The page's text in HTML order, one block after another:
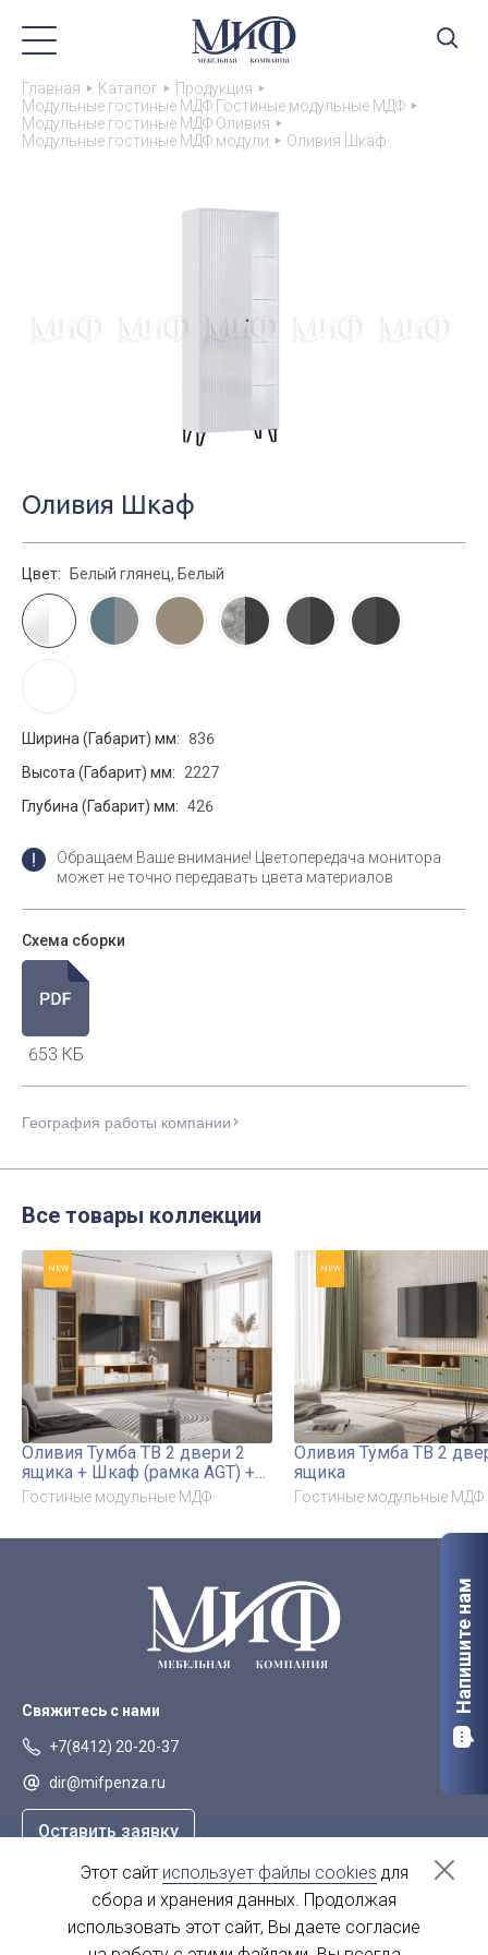
Главная Каталог
Продукция
Модульные гостиные МДФ Гостиные модульные МДФ
Модульные гостиные МДФ Оливия
Модульные гостиные МДФ модули
Оливия Шкаф
Оливия Шкаф
Цвет: Белый глянец, Белый
Ширина (Габарит) мм:
836
Высота (Габарит) мм:
2227
Глубина (Габарит) мм: 426
Обращаем Ваше внимание! Цветопередача монитора
может не точно передавать цвета материалов
Схема сборки
653 КБ
География работы компании
Все товары коллекции
NEW
Оливия Тумба ТВ 2 двери 2
ящика + Шкаф (рамка AGT) +
Комод (рамка AGT) + Шкаф
навесной (рамка AGT)
Гостиные модульные МДФ
NEW
Оливия Тумба ТВ 2
ящика
Гостиные модульные МДФ
Свяжитесь с нами
+7(8412) 20-20-37
dir@mifpenza.ru
Оставить заявку
г. Пенза, ул. Аустрина, 139а
Напишите нам
Этот сайт использует файлы cookies для
сбора и хранения данных. Продолжая
использовать этот сайт, Вы даете согласие